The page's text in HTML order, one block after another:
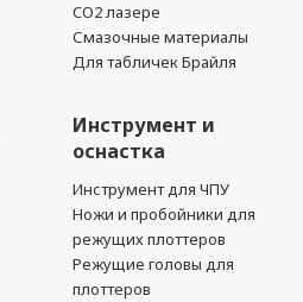
CO2 лазере
Смазочные материалы
Для табличек Брайля
Инструмент и
оснастка
Инструмент для ЧПУ
Ножи и пробойники для
режущих плоттеров
Режущие головы для
плоттеров